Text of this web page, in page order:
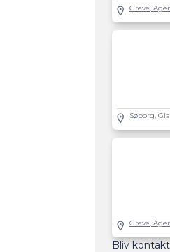
Greve,
Søborg,
Greve,
Bliv